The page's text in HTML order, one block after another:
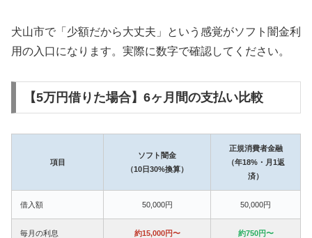
犬山市で「少額だから大丈夫」という感覚がソフト闇金利
用の入口になります。実際に数字で確認してください。
【5万円借りた場合】6ヶ月間の支払い比較
項目
ソフト闇金
（10日30%換算）
正規消費者金融
（年18%・月1返
済）
借入額 50,000円 50,000円
毎月の利息 約15,000円〜 約750円〜